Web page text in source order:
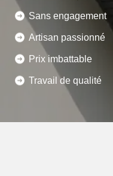
Sans engagement
Artisan passionné
Prix imbattable
Travail de qualité